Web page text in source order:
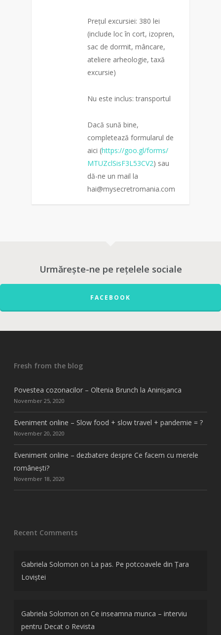
Prețul excursiei: 380 lei
(include loc în cort, izopren,
sac de dormit, mâncare,
ateliere arheologie, taxă
excursie)
Nu este inclus: transportul
Dacă sună bine,
completează formularul de
aici (https://goo.gl/forms/
MTUZclSisF3L53CV2) sau
dă-ne un mail la
hai@mysecretromania.com
Urmărește-ne pe rețelele sociale
FACEBOOK
Fresh from the blog
Povestea cozonacilor – Oltenia Brunch la Aninișanca
November 25, 2020
Eveniment online – Slow food + slow travel + pandemie = ?
November 20, 2020
Eveniment online – dezbatere despre Ce facem cu merele
românești?
November 18, 2020
Recent Comments
Gabriela Solomon on La pas. Pe potcoavele din Țara
Loviștei
Gabriela Solomon on Ce inseamna munca – interviu
pentru Decat o Revista